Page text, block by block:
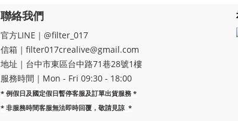
聯絡我們
官方LINE｜@filter_017
信箱｜filter017crealive@gmail.com
地址｜​台中市東區台中路71巷28號1樓
服務時間｜Mon - Fri 09:30 - 18:00
* 例假日及國定假日暫停客服及訂單出貨服務 *
* 非服務時間客服無法即時回覆，敬請見諒 *